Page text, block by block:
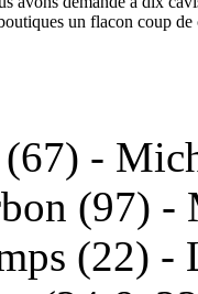
un flacon coup
-
(97) -
(22) -